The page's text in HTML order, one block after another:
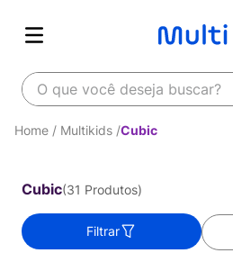
O que você deseja buscar?
Multikids Cubic
Cubic 31 Produtos
Filtrar